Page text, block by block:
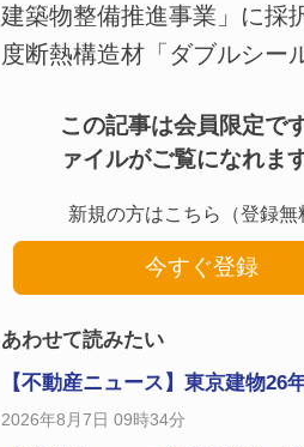
建築物整備推進事業」に採
度断熱構造材「ダブルシー
この記事は会員限定で
ァイルがご覧になれます
新規の方はこちら（登録無
今すぐ登録
あわせて読みたい
【不動産ニュース】東京建物
2026年8月7日 09時34分